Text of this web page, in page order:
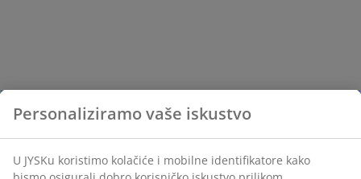
Personaliziramo vaše iskustvo
U JYSKu koristimo kolačiće i mobilne identifikatore kako